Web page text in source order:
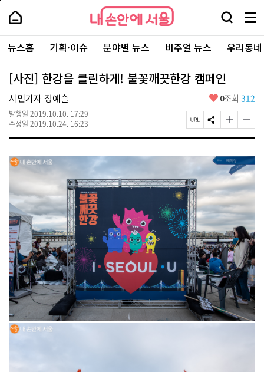
본
로
가
내
손
안
에
서
울
-
서
울
시
대
표
소
포
털
내
손
에
울
검
창
열
기
메
뉴
전
체
보
주
요
서
뉴스홈 기획·이슈 분야별 뉴스 비주얼 뉴스 우리동
[사진] 한강을 클린하게! 불꽃깨끗한강 캠페인
시민기자 장예슬
발행일 2019.10.10. 17:29
수정일 2019.10.24. 16:23
좋
요
0조회 312
페
이
U
L
복
사
S
N
공
유
하
기
글
자
기
크
게
변
경
하
기
글
자
기
작
게
변
경
하
기
페
상
단
로